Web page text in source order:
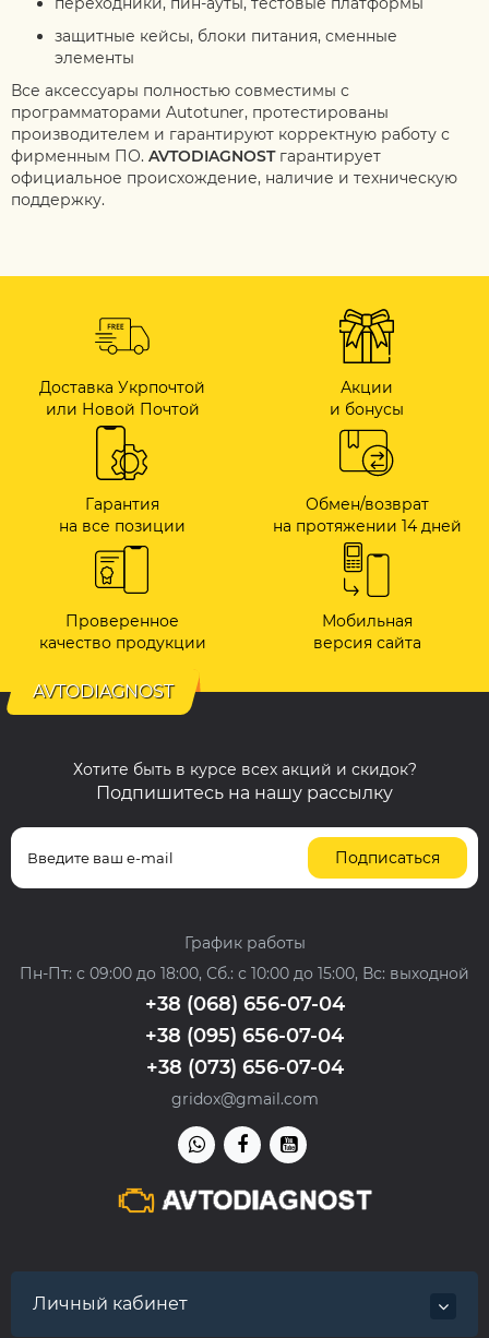
защитные кейсы, блоки питания, сменные
элементы
Все аксессуары полностью совместимы с
программаторами Autotuner, протестированы
производителем и гарантируют корректную работу с
фирменным ПО. AVTODIAGNOSTгарантирует
официальное происхождение, наличие и техническую
поддержку.
Доставка Укрпочтой
или Новой Почтой
Акции
и бонусы
Гарантия
на все позиции
Обмен/возврат
на протяжении 14 дней
Проверенное
качество продукции
Мобильная
версия сайта
AVTODIAGNOST
Хотите быть в курсе всех акций и скидок?
Подпишитесь на нашу рассылку
Подписаться
График работы
Пн-Пт: с 09:00 до 18:00, Сб.: с 10:00 до 15:00, Вс: выходной
+38 (068) 656-07-04
+38 (095) 656-07-04
+38 (073) 656-07-04
gridox@gmail.com
Личный кабинет